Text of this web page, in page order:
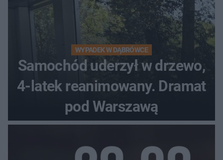
WYPADEK W DĄBRÓWCE
Samochód uderzył w drzewo,
4-latek reanimowany. Dramat
pod Warszawą